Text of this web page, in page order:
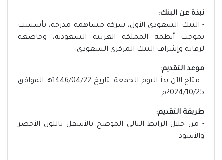
نبذة عن البنك:
- البنك السعودي الأول، شركة مساهمة مدرجة، تأسست
بموجب أنظمة المملكة العربية السعودية، وخاضعة
لرقابة وإشراف البنك المركزي السعودي.
موعد التقديم:
- متاح الآن بدأ اليوم الجمعة بتاريخ 1446/04/22هـ الموافق
2024/10/25م.
طريقة التقديم:
- من خلال الرابط التالي الموضح بالأسفل باللون الأخضر
والأسود